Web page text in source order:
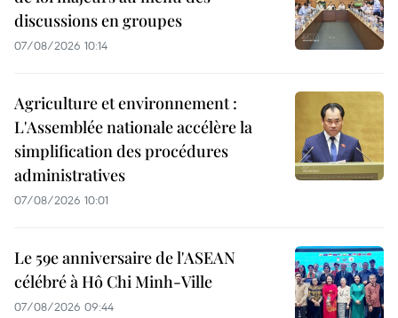
discussions en groupes
07/08/2026 10:14
Agriculture et environnement :
L'Assemblée nationale accélère la
simplification des procédures
administratives
07/08/2026 10:01
Le 59e anniversaire de l'ASEAN
célébré à Hô Chi Minh-Ville
07/08/2026 09:44